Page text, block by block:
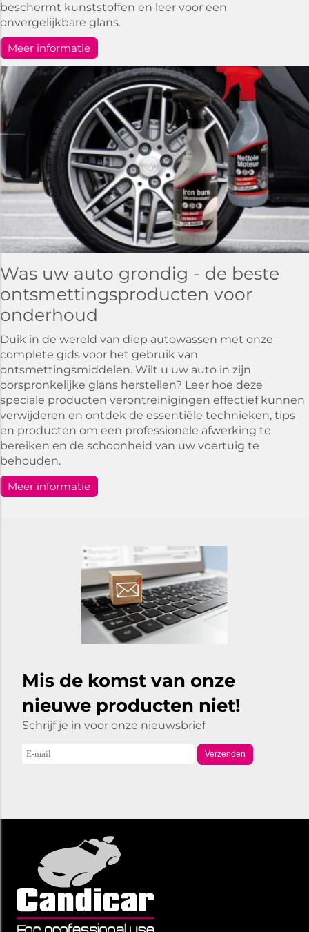
beschermt kunststoffen en leer voor een
onvergelijkbare glans.
Meer informatie
Was uw auto grondig - de beste
ontsmettingsproducten voor
onderhoud
Duik in de wereld van diep autowassen met onze
complete gids voor het gebruik van
ontsmettingsmiddelen. Wilt u uw auto in zijn
oorspronkelijke glans herstellen? Leer hoe deze
speciale producten verontreinigingen effectief kunnen
verwijderen en ontdek de essentiële technieken, tips
en producten om een professionele afwerking te
bereiken en de schoonheid van uw voertuig te
behouden.
Meer informatie
Mis de komst van onze
nieuwe producten niet!
Schrijf je in voor onze nieuwsbrief
Verzenden